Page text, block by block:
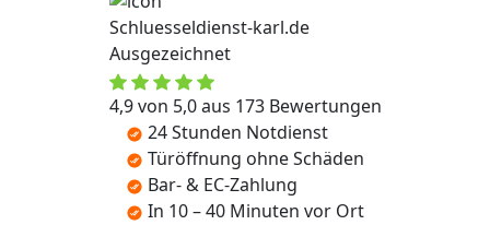
Schluesseldienst-karl.de
Ausgezeichnet
4,9 von 5,0 aus 173 Bewertungen
24 Stunden Notdienst
Türöffnung ohne Schäden
Bar- & EC-Zahlung
In 10 – 40 Minuten vor Ort